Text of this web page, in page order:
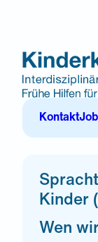
KontaktJobs
Impressum
Cookie-
Kinder
Wen